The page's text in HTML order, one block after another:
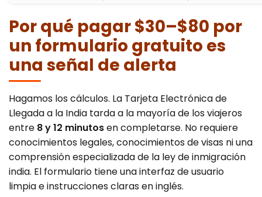
Por qué pagar $30–$80 por
un formulario gratuito es
una señal de alerta
Hagamos los cálculos. La Tarjeta Electrónica de
Llegada a la India tarda a la mayoría de los viajeros
entre 8 y 12 minutosen completarse. No requiere
conocimientos legales, conocimientos de visas ni una
comprensión especializada de la ley de inmigración
india. El formulario tiene una interfaz de usuario
limpia e instrucciones claras en inglés.